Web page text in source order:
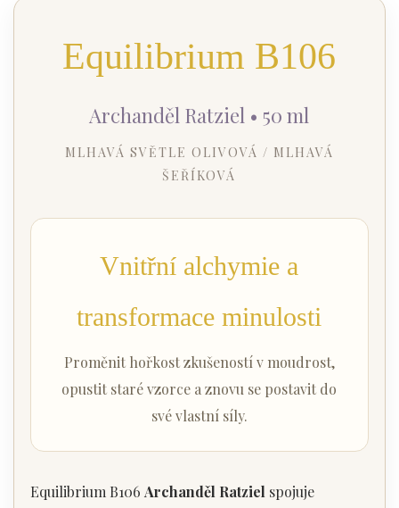
Equilibrium B106
Archanděl Ratziel • 50 ml
MLHAVÁ SVĚTLE OLIVOVÁ / MLHAVÁ
ŠEŘÍKOVÁ
Vnitřní alchymie a
transformace minulosti
Proměnit hořkost zkušeností v moudrost,
opustit staré vzorce a znovu se postavit do
své vlastní síly.
Equilibrium B106 Archanděl Ratziel spojuje